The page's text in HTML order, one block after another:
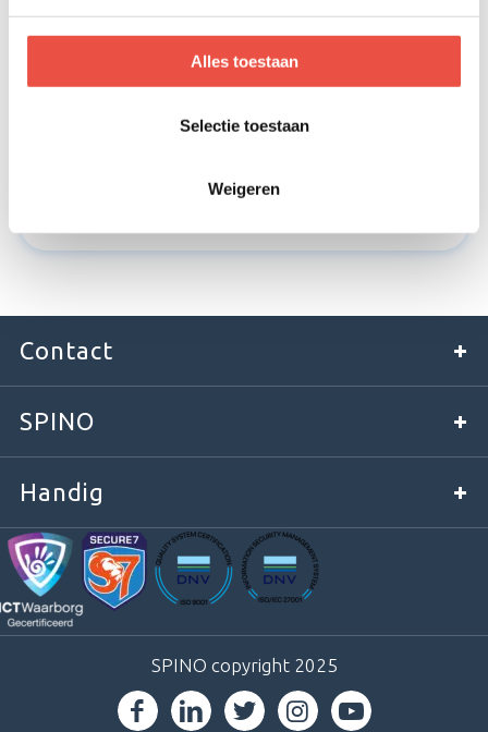
Alles toestaan
Selectie toestaan
Weigeren
Eenvoud
Contact
SPINO
Handig
SPINO copyright 2025